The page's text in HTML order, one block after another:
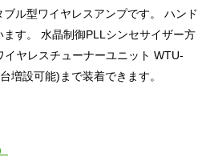
ブル型ワイヤレスアンプです。 ハンド
す。 水晶制御PLLシンセサイザー方
ヤレスチューナーユニット WTU-
増設可能)まで装着できます。